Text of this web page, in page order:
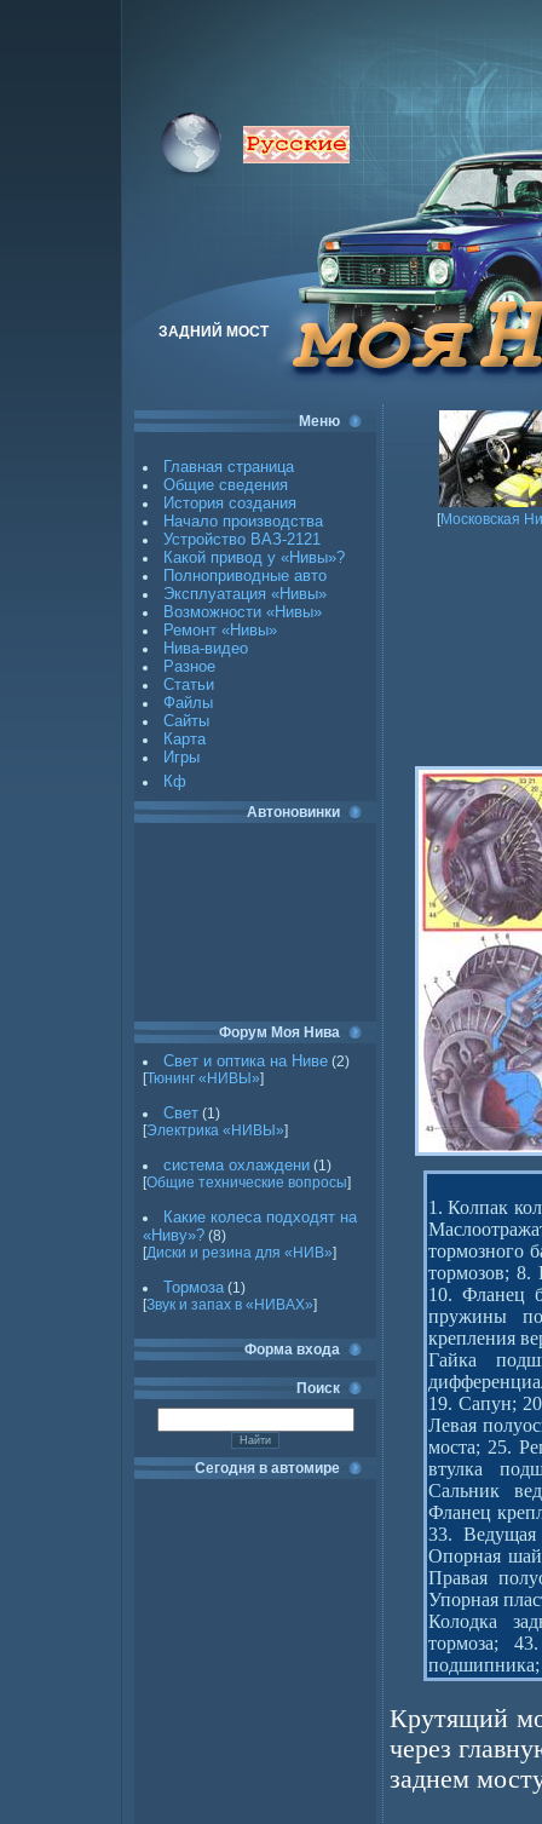
ЗАДНИЙ МОСТ
Меню
Главная страница
Общие сведения
История создания
Начало производства
Устройство ВАЗ-2121
Какой привод у «Нивы»?
Полноприводные авто
Эксплуатация «Нивы»
Возможности «Нивы»
Ремонт «Нивы»
Нива-видео
Разное
Статьи
Файлы
Сайты
Карта
Игры
Кф
Автоновинки
Форум Моя Нива
Свет и оптика на Ниве (2)
[Тюнинг «НИВЫ»]
Свет (1)
[Электрика «НИВЫ»]
система охлаждени (1)
[Общие технические вопросы]
Какие колеса подходят на
«Ниву»? (8)
[Диски и резина для «НИВ»]
Тормоза (1)
[Звук и запах в «НИВАХ»]
Форма входа
Поиск
Сегодня в автомире
[Московская
1. Колпак
тормозного
тормозов;
10. Фланец
пружины
крепления
Гайка
19. Сапун;
Левая
моста; 25.
втулка
Сальник
Фланец
33. Ведущая
Опорная
Правая
Упорная
Колодка
тормоза;
Крутящий
через
заднем